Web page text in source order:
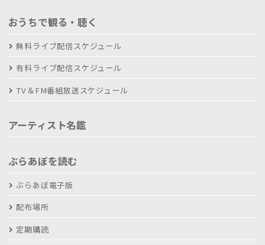
おうちで観る・聴く
無料ライブ配信スケジュール
有料ライブ配信スケジュール
TV＆FM番組放送スケジュール
アーティスト名鑑
ぶらあぼを読む
ぶらあぼ電子版
配布場所
定期購読